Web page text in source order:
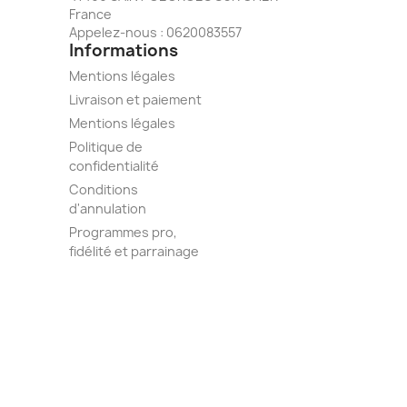
France
Appelez-nous : 0620083557
Informations
Mentions légales
Livraison et paiement
Mentions légales
Politique de
confidentialité
Conditions
d'annulation
Programmes pro,
fidélité et parrainage